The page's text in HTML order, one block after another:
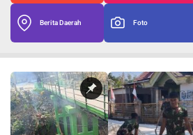
Berita Daerah Foto